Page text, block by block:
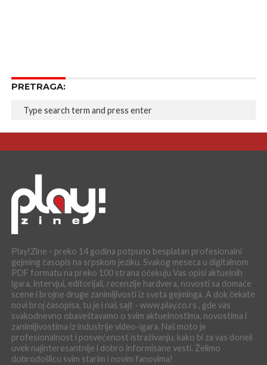
PRETRAGA:
Play!Zine - preko 14 godina potpuno besplatan profesionalni
gejming časopis na srpskom jeziku. Svakog meseca u digitalnom
PDF formatu na preko 100 strana očekuju Vas opisi aktuelnih
igara, intervjui, editorijali, recenzije hardvera, novosti sa domaće
scene i brojne druge zanimljivosti iz sveta gejminga. A dok čekate
novi broj časopisa, tu je i naš sajt - www.play.co.rs , gde vas
svakodnevno obaveštavamo o svim aktuelnostima, novostima i
zanimljivostima iz industrije video-igara. Naš moto je
profesionalnost i posvećenost istraživanju, kako bi za vas doneli
uvek najinteresantnije i dobro informisane vesti. Želimo
dobrodošlicu svim starim i novim fanovima!